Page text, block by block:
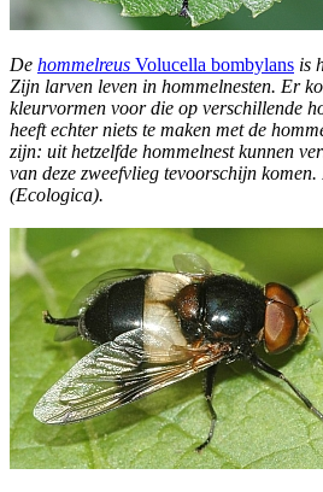
De hommelreus Volucella bombylans is
Zijn larven leven in hommelnesten. Er
kleurvormen voor die op verschillende
heeft echter niets te maken met de
zijn: uit hetzelfde hommelnest kunnen
van deze zweefvlieg tevoorschijn
(Ecologica).